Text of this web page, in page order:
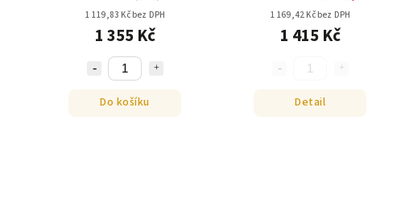
1 119,83 Kč bez DPH
1 355 Kč
Do košíku
1 169,42 Kč bez DPH
1 415 Kč
Detail